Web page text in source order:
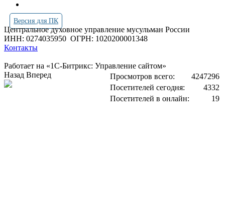
Версия для ПК
Центральное духовное управление мусульман России
ИНН: 0274035950 ОГРН: 1020200001348
Контакты
Работает на «1С-Битрикс: Управление сайтом»
Просмотров всего:
4247296
Посетителей сегодня:
4332
Посетителей в онлайн:
19
Назад Вперед